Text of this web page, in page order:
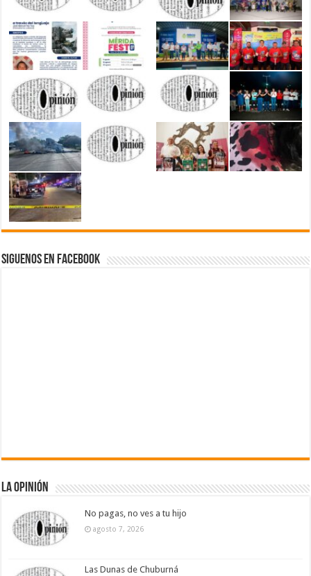
Siguenos en Facebook
La Opinión
No pagas, no ves a tu hijo
agosto 7, 2026
Las Dunas de Chuburná